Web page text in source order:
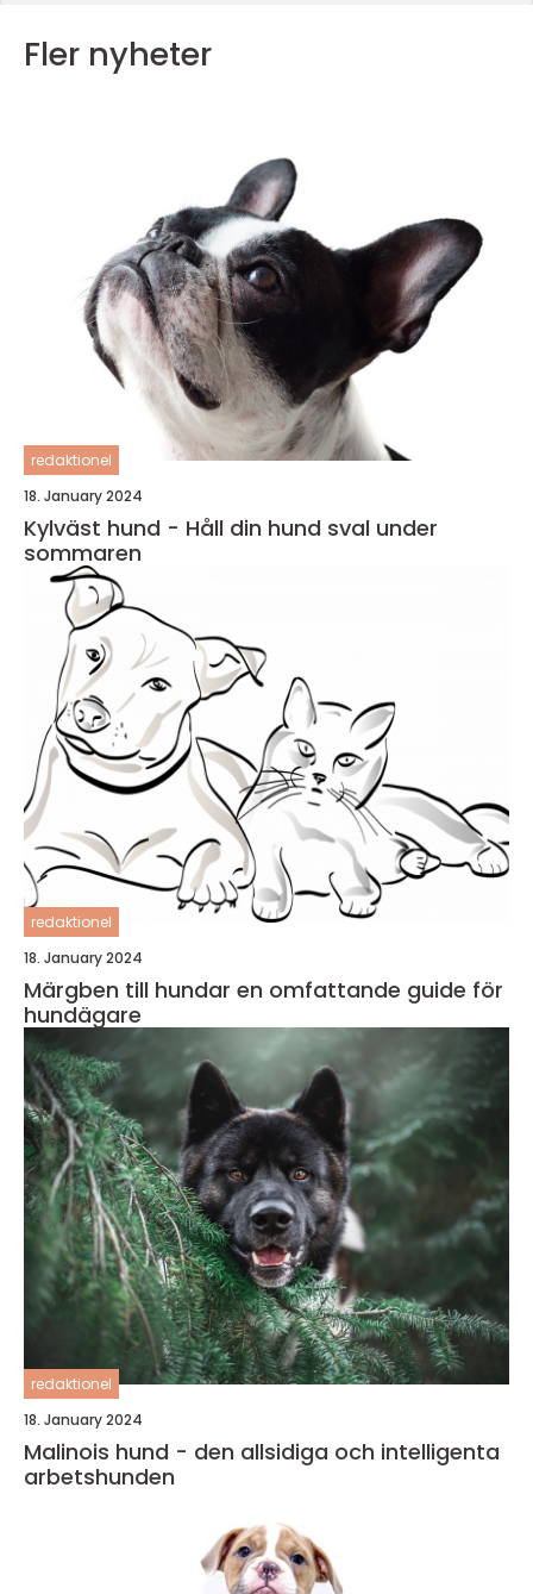
Fler nyheter
redaktionel
18. January 2024
Kylväst hund - Håll din hund sval under
sommaren
redaktionel
18. January 2024
Märgben till hundar en omfattande guide för
hundägare
redaktionel
18. January 2024
Malinois hund - den allsidiga och intelligenta
arbetshunden